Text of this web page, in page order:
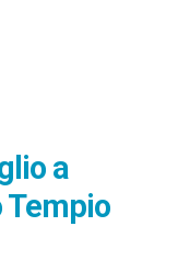
a
Tempio